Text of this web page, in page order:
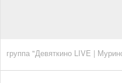
группа "Девяткино LIVE |